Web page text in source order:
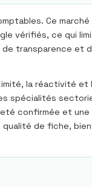
Ce
vérifiés, ce qui
de transparence
la réactivité et
spécialités
confirmée et une
de fiche,